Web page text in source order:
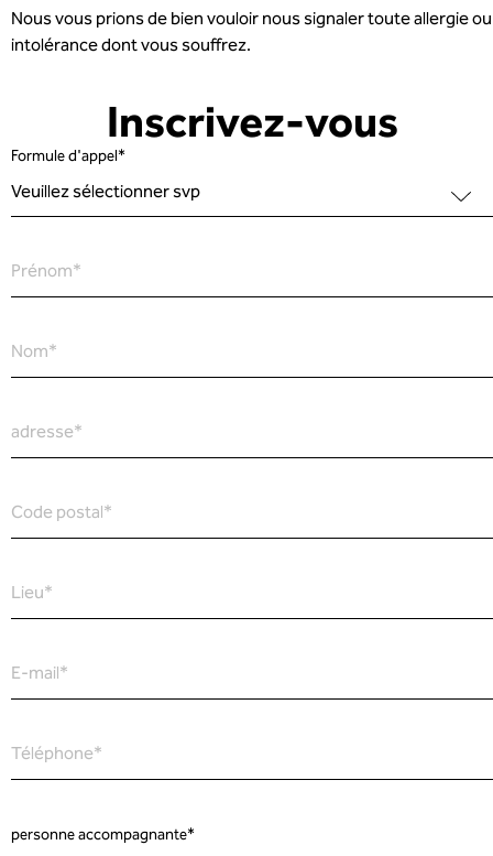
Nous vous prions de bien vouloir nous signaler toute allergie ou
intolérance dont vous souffrez.
Inscrivez-vous
Formule d'appel*
Prénom*
Nom*
adresse*
Code postal*
Lieu*
E-mail*
Téléphone*
personne accompagnante*